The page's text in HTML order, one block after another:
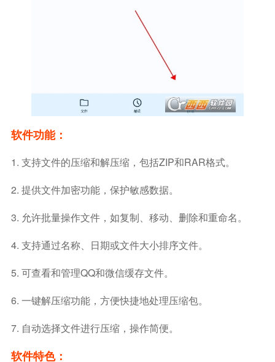
软件功能：
1. 支持文件的压缩和解压缩，包括ZIP和RAR格式。
2. 提供文件加密功能，保护敏感数据。
3. 允许批量操作文件，如复制、移动、删除和重命名。
4. 支持通过名称、日期或文件大小排序文件。
5. 可查看和管理QQ和微信缓存文件。
6. 一键解压缩功能，方便快捷地处理压缩包。
7. 自动选择文件进行压缩，操作简便。
软件特色：